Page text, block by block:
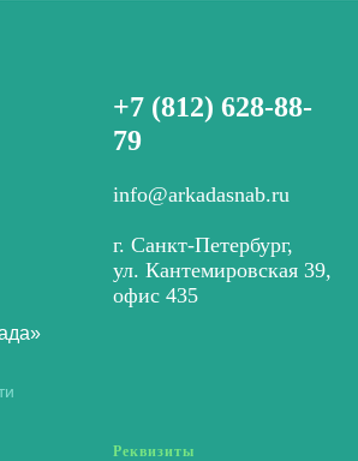
+7 (812) 628-88-
79
info@arkadasnab.ru
г. Санкт-Петербург,
ул. Кантемировская 39,
офис 435
Реквизиты